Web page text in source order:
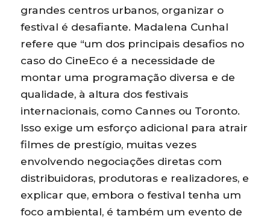
grandes centros urbanos, organizar o
festival é desafiante. Madalena Cunhal
refere que “um dos principais desafios no
caso do CineEco é a necessidade de
montar uma programação diversa e de
qualidade, à altura dos festivais
internacionais, como Cannes ou Toronto.
Isso exige um esforço adicional para atrair
filmes de prestígio, muitas vezes
envolvendo negociações diretas com
distribuidoras, produtoras e realizadores, e
explicar que, embora o festival tenha um
foco ambiental, é também um evento de